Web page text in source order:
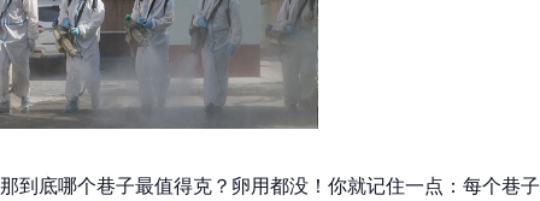
那到底哪个巷子最值得克？卵用都没！你就记住一点：每个巷